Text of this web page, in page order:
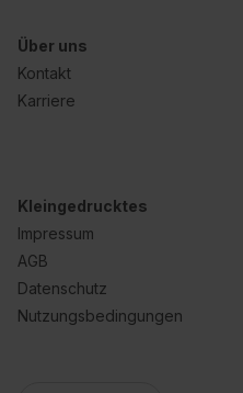
Über uns
Kontakt
Karriere
Kleingedrucktes
Impressum
AGB
Datenschutz
Nutzungsbedingungen